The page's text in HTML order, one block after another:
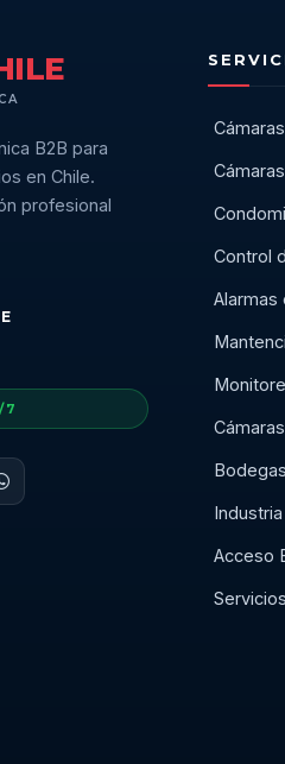
B2B para
en Chile.
profesional
7
Control
Alarmas
Acceso